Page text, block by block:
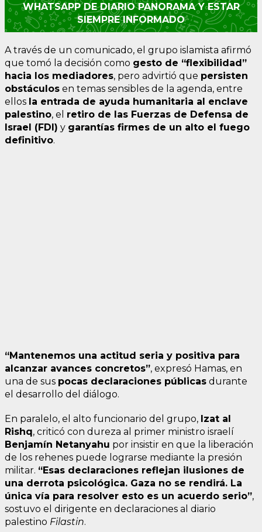
WHATSAPP DE DIARIO PANORAMA Y ESTAR
SIEMPRE INFORMADO
A través de un comunicado, el grupo islamista afirmó
que tomó la decisión como gesto de “flexibilidad”
hacia los mediadores, pero advirtió que persisten
obstáculos en temas sensibles de la agenda, entre
ellos la entrada de ayuda humanitaria al enclave
palestino, el retiro de las Fuerzas de Defensa de
Israel (FDI) y garantías firmes de un alto el fuego
definitivo.
“Mantenemos una actitud seria y positiva para
alcanzar avances concretos”, expresó Hamas, en
una de sus pocas declaraciones públicas durante
el desarrollo del diálogo.
En paralelo, el alto funcionario del grupo, Izat al
Rishq, criticó con dureza al primer ministro israelí
Benjamín Netanyahu por insistir en que la liberación
de los rehenes puede lograrse mediante la presión
militar. “Esas declaraciones reflejan ilusiones de
una derrota psicológica. Gaza no se rendirá. La
única vía para resolver esto es un acuerdo serio”,
sostuvo el dirigente en declaraciones al diario
palestino Filastin.